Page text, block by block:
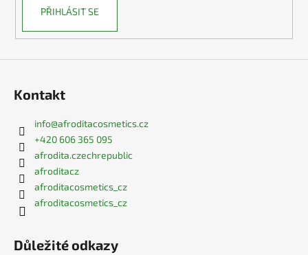
PŘIHLÁSIT SE
Kontakt
info@afroditacosmetics.cz
+420 606 365 095
afrodita.czechrepublic
afroditacz
afroditacosmetics_cz
afroditacosmetics_cz
Důležité odkazy